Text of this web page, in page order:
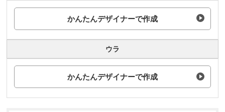
かんたんデザイナーで作成
ウラ
かんたんデザイナーで作成